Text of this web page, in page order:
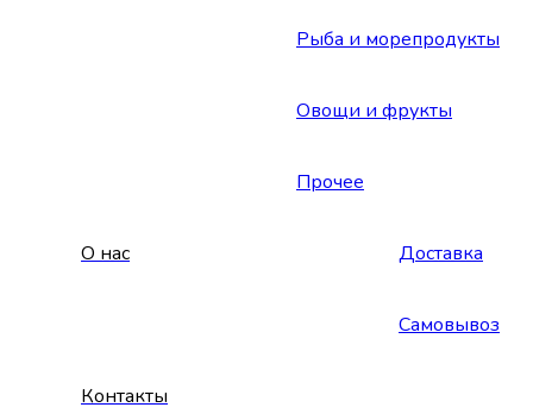
Рыба и морепродукты
Овощи и фрукты
Прочее
О нас Доставка
Самовывоз
Контакты